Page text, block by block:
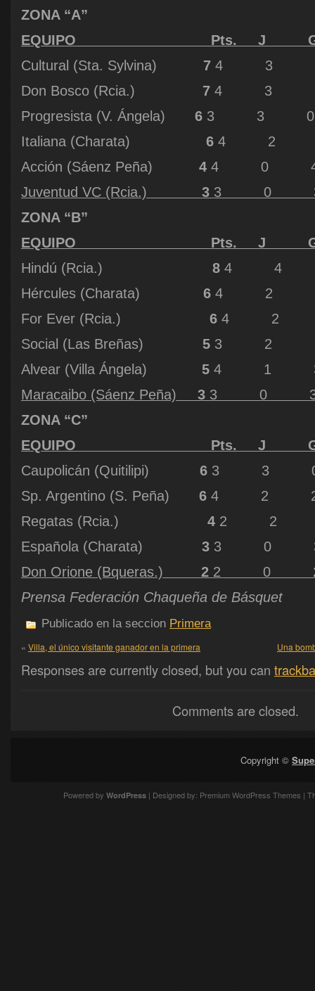
ZONA “A”
EQUIPO Pts. J G
Cultural (Sta. Sylvina)
7 4 3 1
Don Bosco (Rcia.)
7 4 3 1
Progresista (V. Ángela)
6 3 3 0
Italiana (Charata)
6 4 2 2
Acción (Sáenz Peña)
4 4 0 4
Juventud VC (Rcia.)
3 3 0 3
ZONA “B”
EQUIPO Pts. J G
Hindú (Rcia.)
8 4 4 0
Hércules (Charata)
6 4 2 2
For Ever (Rcia.)
6 4 2 2
Social (Las Breñas)
5 3 2 1
Alvear (Villa Ángela)
5 4 1 3
Maracaibo (Sáenz Peña)
3 3 0 3
ZONA “C”
EQUIPO Pts. J G
Caupolicán (Quitilipi)
6 3 3 0
Sp. Argentino (S. Peña)
6 4 2 2
Regatas (Rcia.)
4 2 2 0
Española (Charata)
3 3 0 3
Don Orione (Bqueras.)
2 2 0 2
Prensa Federación Chaqueña de Básquet
Publicado en la seccion Primera
« Villa, el único visitante ganador en la primera Una
Responses are currently closed, but you can
Comments are closed.
Copyright ©
Powered by WordPress| Designed by: Premium WordPress Themes |